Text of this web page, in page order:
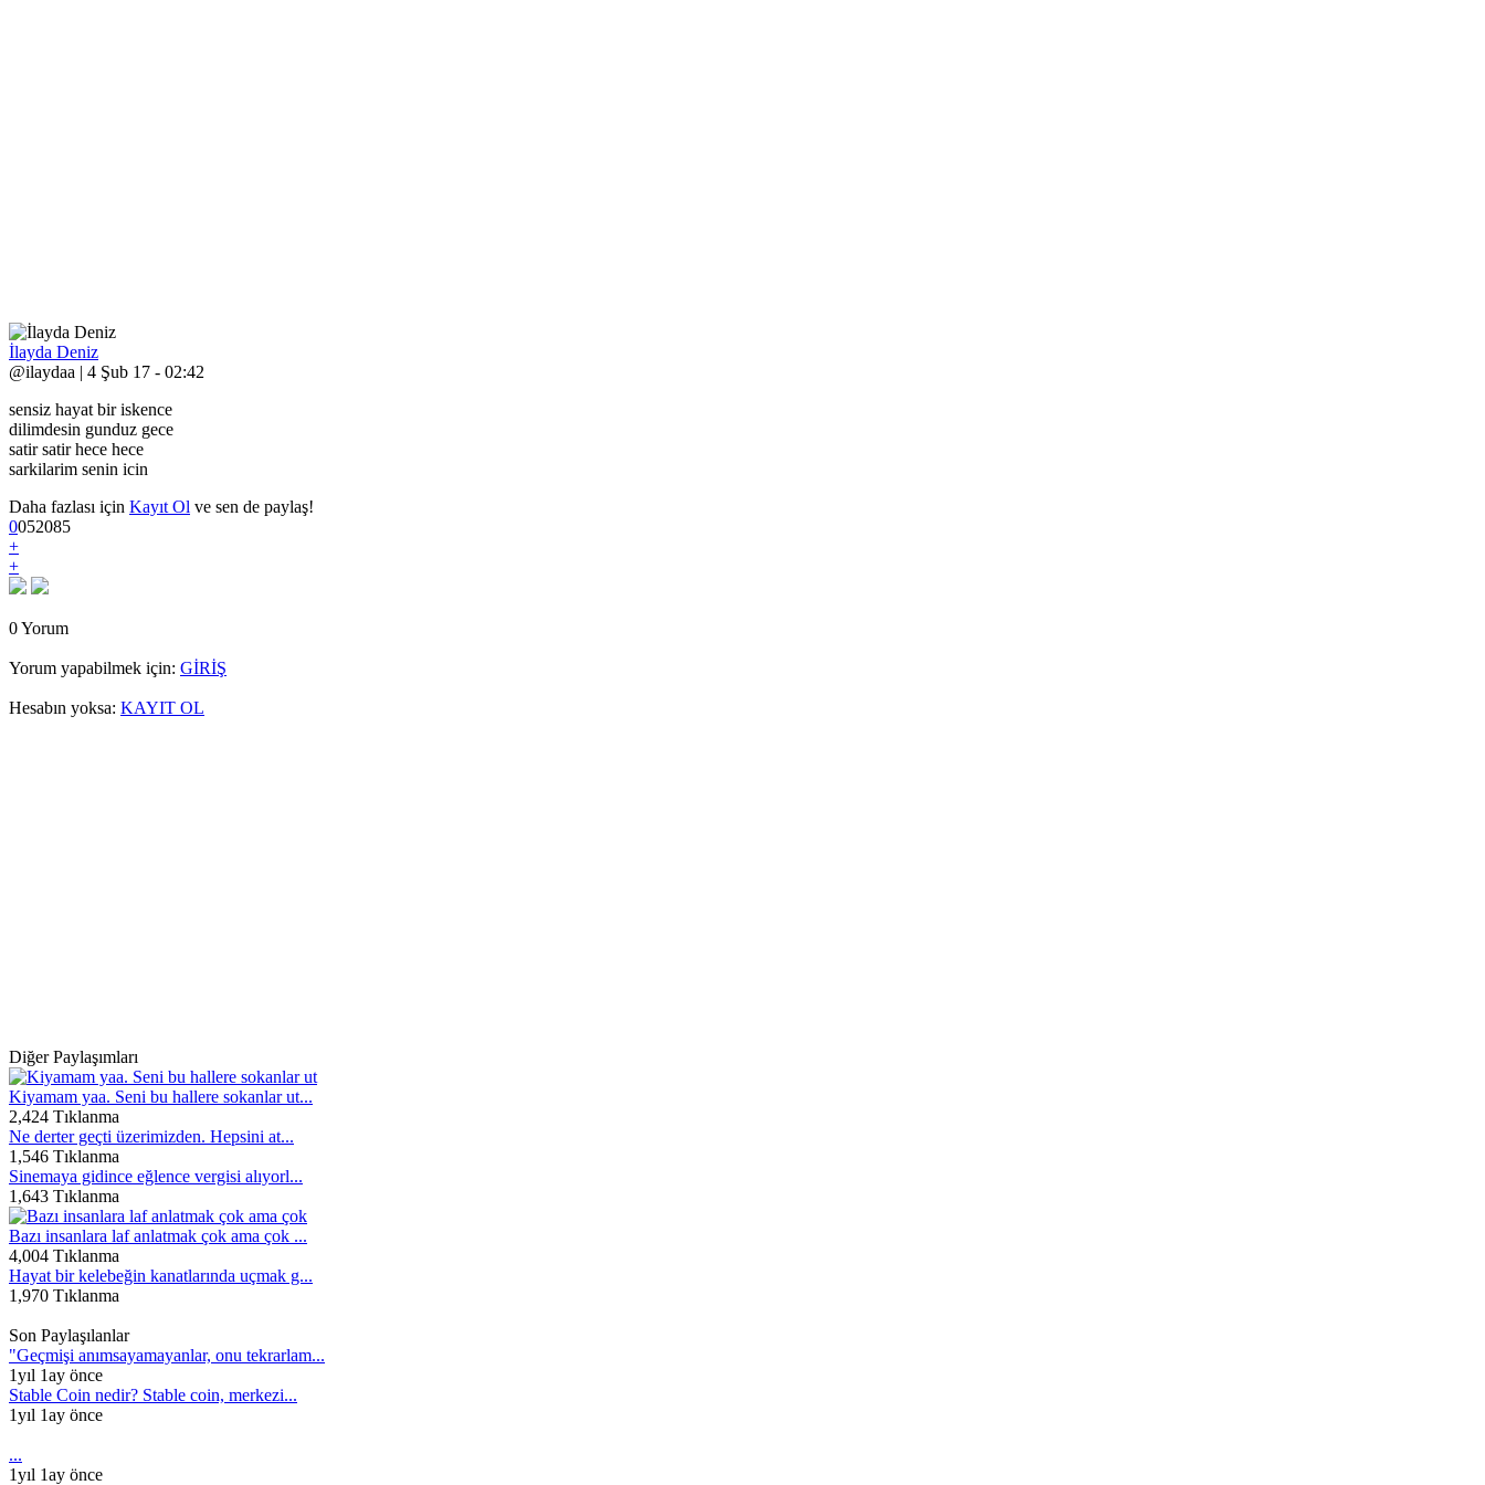
İlayda Deniz
@ilaydaa | 4 Şub 17 - 02:42
sensiz hayat bir iskence
dilimdesin gunduz gece
satir satir hece hece
sarkilarim senin icin
Daha fazlası için Kayıt Ol ve sen de paylaş!
0052085
+
+
0 Yorum
Yorum yapabilmek için: GİRİŞ
Hesabın yoksa: KAYIT OL
Diğer Paylaşımları
Kiyamam yaa. Seni bu hallere sokanlar ut...
2,424 Tıklanma
Ne derter geçti üzerimizden. Hepsini at...
1,546 Tıklanma
Sinemaya gidince eğlence vergisi alıyorl...
1,643 Tıklanma
Bazı insanlara laf anlatmak çok ama çok ...
4,004 Tıklanma
Hayat bir kelebeğin kanatlarında uçmak g...
1,970 Tıklanma
Son Paylaşılanlar
"Geçmişi anımsayamayanlar, onu tekrarlam...
1yıl 1ay önce
Stable Coin nedir? Stable coin, merkezi...
1yıl 1ay önce
...
1yıl 1ay önce